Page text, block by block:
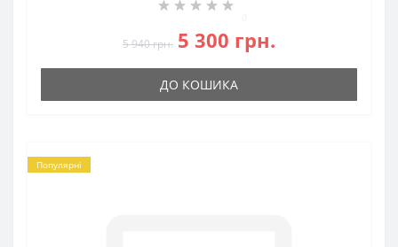
5 940 грн. 5 300 грн.
ДО КОШИКА
Популярні